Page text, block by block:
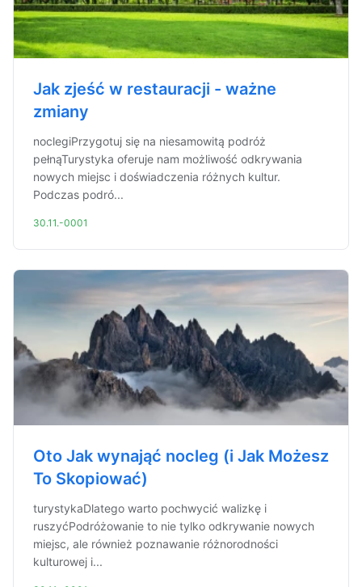
Jak zjeść w restauracji - ważne
zmiany
noclegiPrzygotuj się na niesamowitą podróż
pełnąTurystyka oferuje nam możliwość odkrywania
nowych miejsc i doświadczenia różnych kultur.
Podczas podró...
30.11.-0001
Oto Jak wynająć nocleg (i Jak Możesz
To Skopiować)
turystykaDlatego warto pochwycić walizkę i
ruszyćPodróżowanie to nie tylko odkrywanie nowych
miejsc, ale również poznawanie różnorodności
kulturowej i...